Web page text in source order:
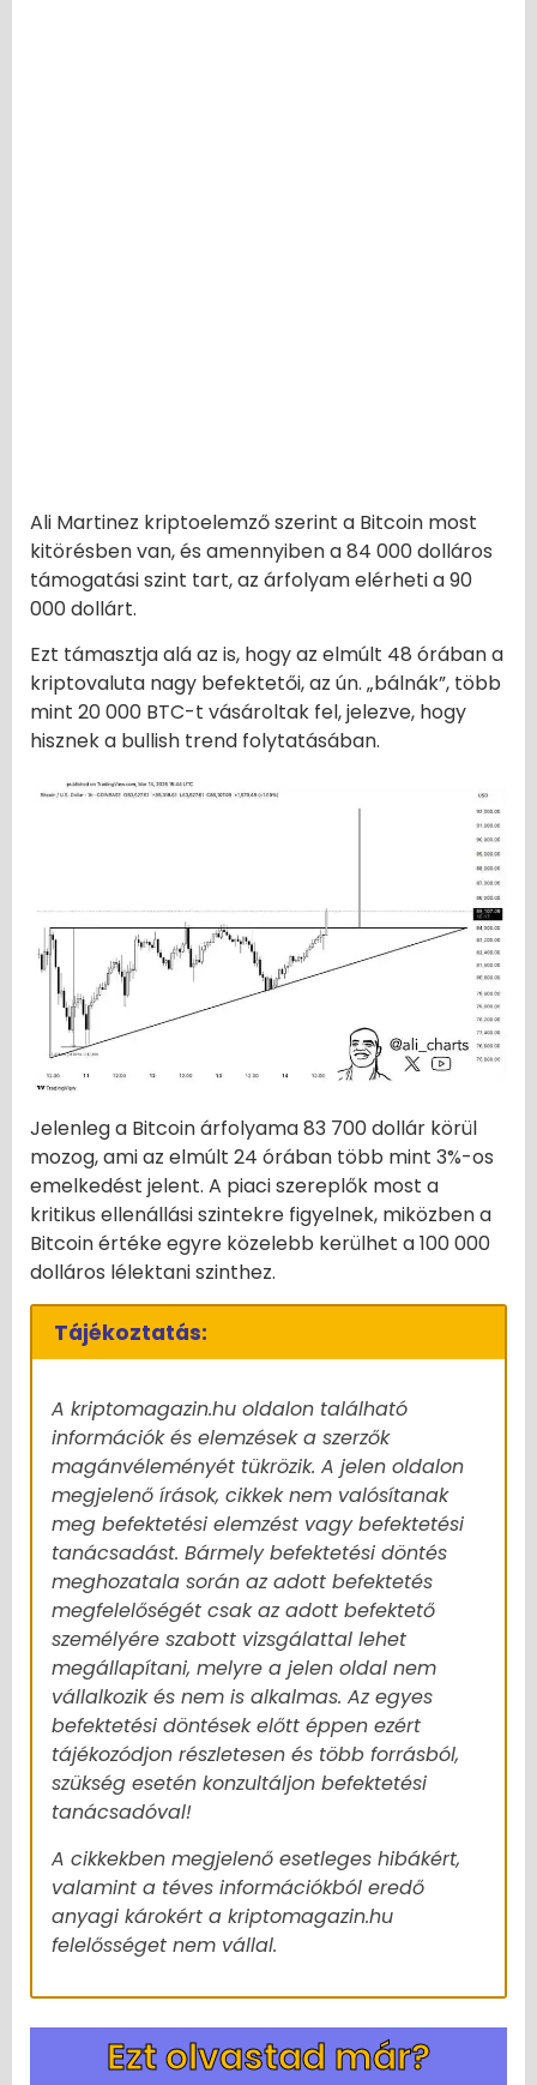
Ali Martinez kriptoelemző szerint a Bitcoin most
kitörésben van, és amennyiben a 84 000 dolláros
támogatási szint tart, az árfolyam elérheti a 90
000 dollárt.
Ezt támasztja alá az is, hogy az elmúlt 48 órában a
kriptovaluta nagy befektetői, az ún. „bálnák”, több
mint 20 000 BTC-t vásároltak fel, jelezve, hogy
hisznek a bullish trend folytatásában.
Jelenleg a Bitcoin árfolyama 83 700 dollár körül
mozog, ami az elmúlt 24 órában több mint 3%-os
emelkedést jelent. A piaci szereplők most a
kritikus ellenállási szintekre figyelnek, miközben a
Bitcoin értéke egyre közelebb kerülhet a 100 000
dolláros lélektani szinthez.
Tájékoztatás:
A kriptomagazin.hu oldalon található
információk és elemzések a szerzők
magánvéleményét tükrözik. A jelen oldalon
megjelenő írások, cikkek nem valósítanak
meg befektetési elemzést vagy befektetési
tanácsadást. Bármely befektetési döntés
meghozatala során az adott befektetés
megfelelőségét csak az adott befektető
személyére szabott vizsgálattal lehet
megállapítani, melyre a jelen oldal nem
vállalkozik és nem is alkalmas. Az egyes
befektetési döntések előtt éppen ezért
tájékozódjon részletesen és több forrásból,
szükség esetén konzultáljon befektetési
tanácsadóval!
A cikkekben megjelenő esetleges hibákért,
valamint a téves információkból eredő
anyagi károkért a kriptomagazin.hu
felelősséget nem vállal.
Ezt olvastad már?